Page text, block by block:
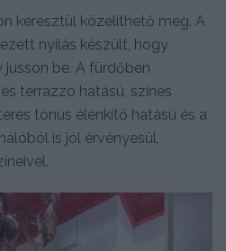
keresztül közelíthető meg. A
nyílás készült, hogy
be. A fürdőben
terrazzo hatású, színes
tónus élénkítő hatású és a
is jól érvényesül,